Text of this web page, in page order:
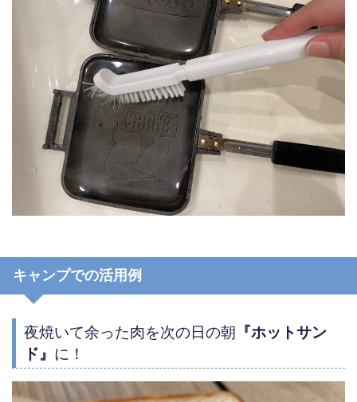
キャンプでの活用例
夜焼いて余った肉を次の日の朝 『ホットサン
ド』 に！